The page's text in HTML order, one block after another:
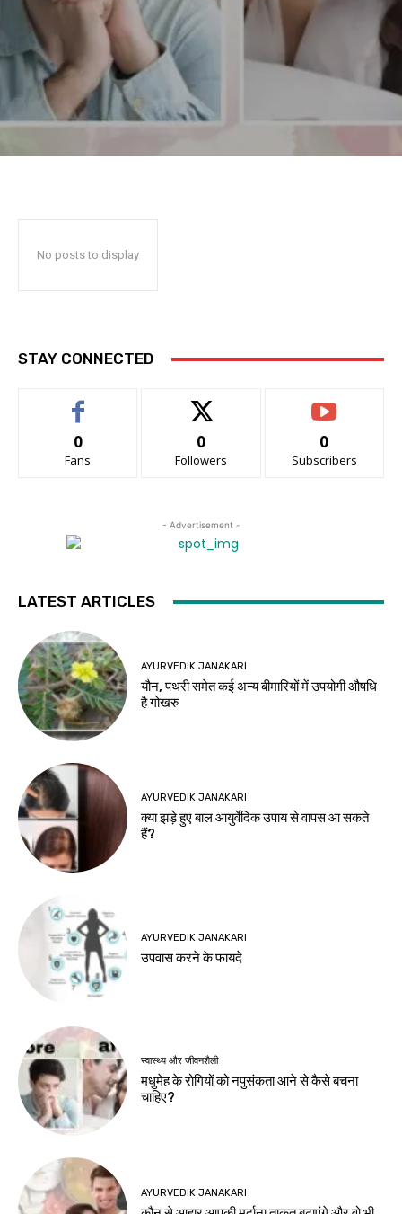
No posts to display
STAY CONNECTED
0
Fans
0
Followers
0
Subscribers
- Advertisement -
LATEST ARTICLES
AYURVEDIK JANAKARI
यौन, पथरी समेत कई अन्य बीमारियों में उपयोगी औषधि
है गोखरु
AYURVEDIK JANAKARI
क्या झड़े हुए बाल आयुर्वेदिक उपाय से वापस आ सकते
हैं?
AYURVEDIK JANAKARI
उपवास करने के फायदे
स्वास्थ्य और जीवनशैली
मधुमेह के रोगियों को नपुसंकता आने से कैसे बचना
चाहिए?
AYURVEDIK JANAKARI